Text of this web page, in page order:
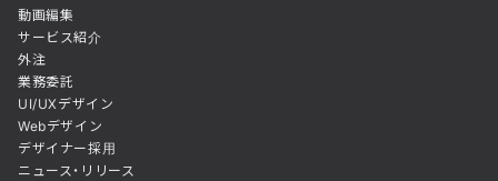
動画編集
サービス紹介
外注
業務委託
UI/UXデザイン
Webデザイン
デザイナー採用
ニュース・リリース